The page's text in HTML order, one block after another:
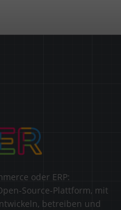
oder ERP:
Source-Plattform, mit
betreiben und